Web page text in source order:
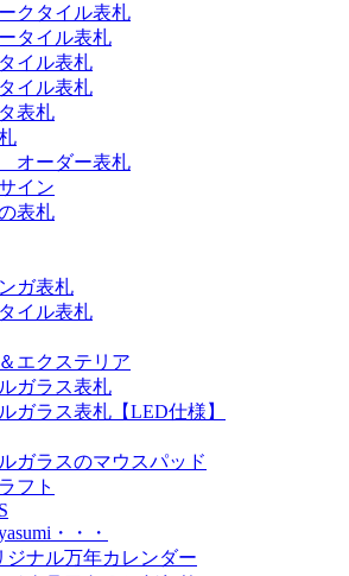
クタイル表札
タイル表札
イル表札
イル表札
表札
オーダー表札
イン
表札
ガ表札
イル表札
エクステリア
ガラス表札
ガラス表札【LED仕様】
ガラスのマウスパッド
フト
・・・
ジナル万年カレンダー